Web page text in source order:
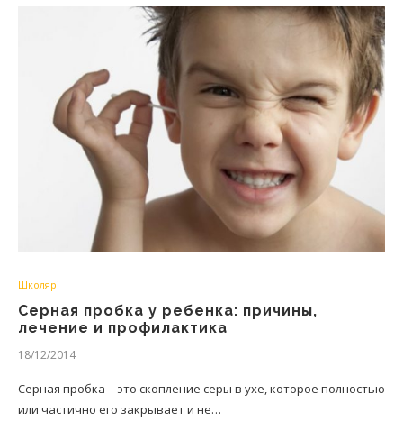
Школярі
Серная пробка у ребенка: причины,
лечение и профилактика
18/12/2014
Серная пробка – это скопление серы в ухе, которое полностью
или частично его закрывает и не…